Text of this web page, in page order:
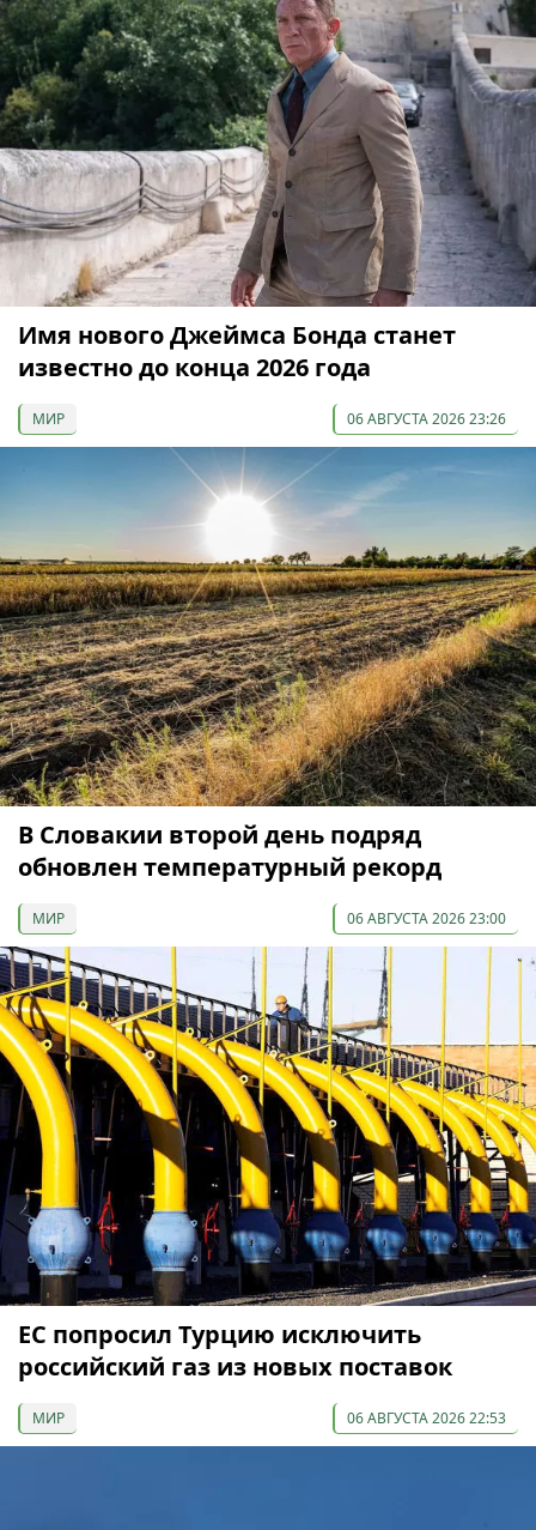
Имя нового Джеймса Бонда станет
известно до конца 2026 года
МИР 06 АВГУСТА 2026 23:26
В Словакии второй день подряд
обновлен температурный рекорд
МИР 06 АВГУСТА 2026 23:00
ЕС попросил Турцию исключить
российский газ из новых поставок
МИР 06 АВГУСТА 2026 22:53